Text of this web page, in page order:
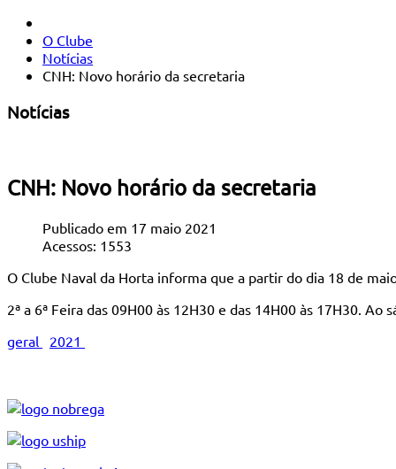
O Clube
Notícias
CNH: Novo horário da secretaria
Notícias
CNH: Novo horário da secretaria
Publicado em 17 maio 2021
Acessos: 1553
O Clube Naval da Horta informa que a partir do dia 18 de
2ª a 6ª Feira das 09H00 às 12H30 e das 14H00 às 17H30.
geral
2021